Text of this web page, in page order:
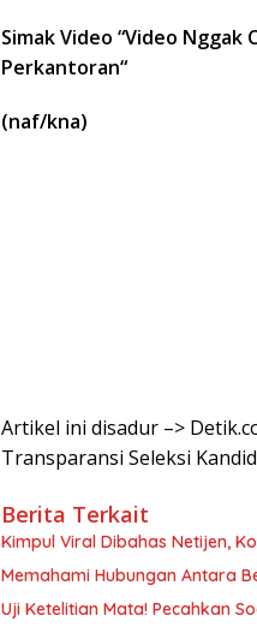
Simak Video “Video Nggak
Perkantoran“
(naf/kna)
Artikel ini disadur –>
Transparansi Seleksi
Berita Terkait
Kimpul Viral Dibahas Netijen,
Memahami Hubungan Antara
Uji Ketelitian Mata! Pecahkan